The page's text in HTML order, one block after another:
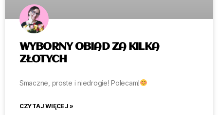
WYBORNY OBIAD ZA KILKA
ZŁOTYCH
Smaczne, proste i niedrogie! Polecam!
CZYTAJ WIĘCEJ »